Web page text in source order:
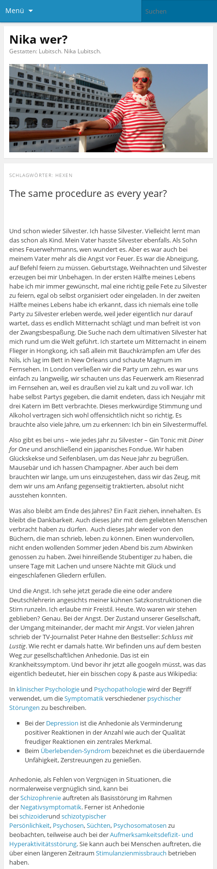
Menü
Nika wer?
Gestatten: Lubitsch. Nika Lubitsch.
SCHLAGWÖRTER: HEXEN
The same procedure as every year?
Und schon wieder Silvester. Ich hasse Silvester. Vielleicht lernt man
das schon als Kind. Mein Vater hasste Silvester ebenfalls. Als Sohn
eines Feuerwehrmanns, wen wundert es. Aber es war auch bei
meinem Vater mehr als die Angst vor Feuer. Es war die Abneigung,
auf Befehl feiern zu müssen. Geburtstage, Weihnachten und Silvester
erzeugen bei mir Unbehagen. In der ersten Hälfte meines Lebens
habe ich mir immer gewünscht, mal eine richtig geile Fete zu Silvester
zu feiern, egal ob selbst organisiert oder eingeladen. In der zweiten
Hälfte meines Lebens habe ich erkannt, dass ich niemals eine tolle
Party zu Silvester erleben werde, weil jeder eigentlich nur darauf
wartet, dass es endlich Mitternacht schlägt und man befreit ist von
der Zwangsbespaßung. Die Suche nach dem ultimativen Silvester hat
mich rund um die Welt geführt. Ich startete um Mitternacht in einem
Flieger in Hongkong, ich saß allein mit Bauchkrämpfen am Ufer des
Nils, ich lag im Bett in New Orleans und schaute Magnum im
Fernsehen. In London verließen wir die Party um zehn, es war uns
einfach zu langweilig, wir schauten uns das Feuerwerk am Riesenrad
im Fernsehen an, weil es draußen viel zu kalt und zu voll war. Ich
habe selbst Partys gegeben, die damit endeten, dass ich Neujahr mit
drei Katern im Bett verbrachte. Dieses merkwürdige Stimmung und
Alkohol vertragen sich wohl offensichtlich nicht so richtig. Es
brauchte also viele Jahre, um zu erkennen: Ich bin ein Silvestermuffel.
Also gibt es bei uns – wie jedes Jahr zu Silvester – Gin Tonic mitDiner
for Oneund anschließend ein japanisches Fondue. Wir haben
Glückskekse und Seifenblasen, um das Neue Jahr zu begrüßen.
Mausebär und ich hassen Champagner. Aber auch bei dem
brauchten wir lange, um uns einzugestehen, dass wir das Zeug, mit
dem wir uns am Anfang gegenseitig traktierten, absolut nicht
ausstehen konnten.
Was also bleibt am Ende des Jahres? Ein Fazit ziehen, innehalten. Es
bleibt die Dankbarkeit. Auch dieses Jahr mit dem geliebten Menschen
verbracht haben zu dürfen. Auch dieses Jahr wieder von den
Büchern, die man schrieb, leben zu können. Einen wundervollen,
nicht enden wollenden Sommer jeden Abend bis zum Abwinken
genossen zu haben. Zwei hinreißende Stubentiger zu haben, die
unsere Tage mit Lachen und unsere Nächte mit Glück und
eingeschlafenen Gliedern erfüllen.
Und die Angst. Ich sehe jetzt gerade die eine oder andere
Deutschlehrerin angesichts meiner kühnen Satzkonstruktionen die
Stirn runzeln. Ich erlaube mir Freistil. Heute. Wo waren wir stehen
geblieben? Genau. Bei der Angst. Der Zustand unserer Gesellschaft,
der Umgang miteinander, der macht mir Angst. Vor vielen Jahren
schrieb der TV-Journalist Peter Hahne den Bestseller:Schluss mit
Lustig. Wie recht er damals hatte. Wir befinden uns auf dem besten
Weg zur gesellschaftlichen Anhedonie. Das ist ein
Krankheitssymptom. Und bevor ihr jetzt alle googeln müsst, was das
eigentlich bedeutet, hier ein bisschen copy & paste aus Wikipedia:
In klinischer Psychologieund Psychopathologiewird der Begriff
verwendet, um dieSymptomatikverschiedener psychischer
Störungen zu beschreiben.
Bei der Depression ist die Anhedonie als Verminderung
positiver Reaktionen in der Anzahl wie auch der Qualität
freudiger Reaktionen ein zentrales Merkmal.
Beim Überlebenden-Syndrom bezeichnet es die überdauernde
Unfähigkeit, Zerstreuungen zu genießen.
Anhedonie, als Fehlen von Vergnügen in Situationen, die
normalerweise vergnüglich sind, kann bei
derSchizophrenieauftreten als Basisstörung im Rahmen
der Negativsymptomatik. Ferner ist Anhedonie
beischizoiderund schizotypischer
Persönlichkeit, Psychosen,Süchten, Psychosomatosen zu
beobachten, teilweise auch bei derAufmerksamkeitsdefizit- und
Hyperaktivitätsstörung. Sie kann auch bei Menschen auftreten, die
über einen längeren Zeitraum Stimulanzienmissbrauch betrieben
haben.